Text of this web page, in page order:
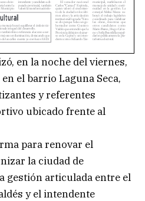
en la noche del viernes,
el barrio Laguna Seca,
y referentes
ubicado frente al
para renovar el
la ciudad de
gestión articulada entre el
y el intendente